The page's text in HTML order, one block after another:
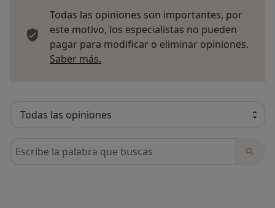
Todas las opiniones son importantes, por
este motivo, los especialistas no pueden
pagar para modificar o eliminar opiniones.
Saber más.
Busca en opiniones